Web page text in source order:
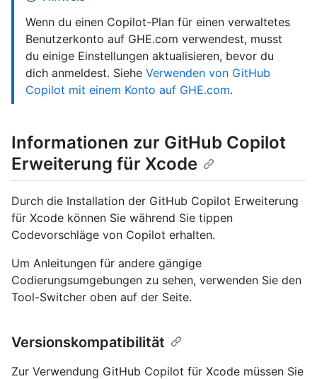
Wenn du einen Copilot-Plan für einen verwaltetes
Benutzerkonto auf GHE.com verwendest, musst
du einige Einstellungen aktualisieren, bevor du
dich anmeldest. Siehe Verwenden von GitHub
Copilot mit einem Konto auf GHE.com.
Informationen zur GitHub Copilot
Erweiterung für Xcode
Durch die Installation der GitHub Copilot Erweiterung
für Xcode können Sie während Sie tippen
Codevorschläge von Copilot erhalten.
Um Anleitungen für andere gängige
Codierungsumgebungen zu sehen, verwenden Sie den
Tool-Switcher oben auf der Seite.
Versionskompatibilität
Zur Verwendung GitHub Copilot für Xcode müssen Sie